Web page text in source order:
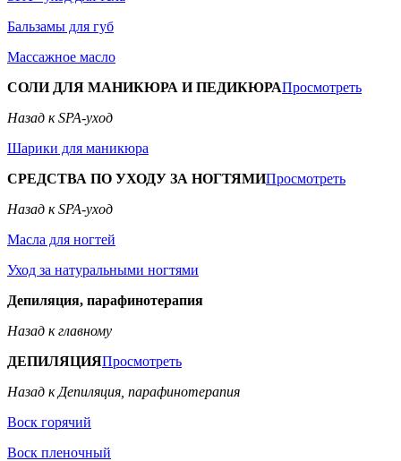
Бальзамы для губ
Массажное масло
СОЛИ ДЛЯ МАНИКЮРА И ПЕДИКЮРАПросмотреть
Назад к SPA-уход
Шарики для маникюра
СРЕДСТВА ПО УХОДУ ЗА НОГТЯМИПросмотреть
Назад к SPA-уход
Масла для ногтей
Уход за натуральными ногтями
Депиляция, парафинотерапия
Назад к главному
ДЕПИЛЯЦИЯПросмотреть
Назад к Депиляция, парафинотерапия
Воск горячий
Воск пленочный